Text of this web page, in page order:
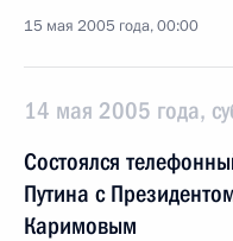
15 мая 2005 года, 00:00
14 мая 2005 года,
Состоялся
Путина с
Каримовым